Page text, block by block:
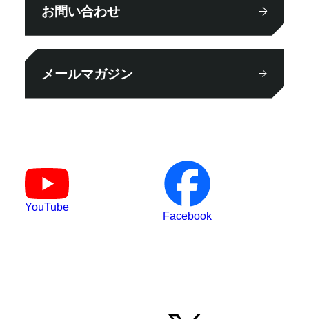
お問い合わせ
メールマガジン
YouTube
Facebook